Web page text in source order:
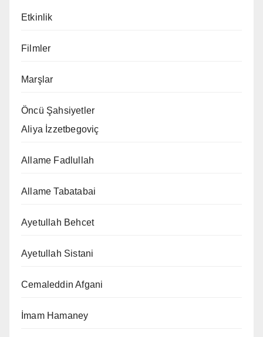
Etkinlik
Filmler
Marşlar
Öncü Şahsiyetler
Aliya İzzetbegoviç
Allame Fadlullah
Allame Tabatabai
Ayetullah Behcet
Ayetullah Sistani
Cemaleddin Afgani
İmam Hamaney